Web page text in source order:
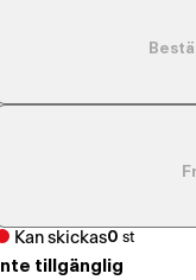
Kan skickas0 st
Inte tillgänglig